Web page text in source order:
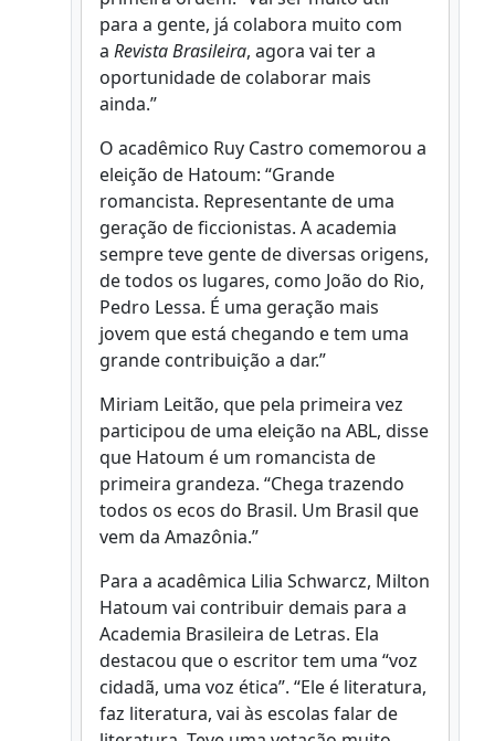
para a gente, já colabora muito com
a Revista Brasileira, agora vai ter a
oportunidade de colaborar mais
ainda.”
O acadêmico Ruy Castro comemorou a
eleição de Hatoum: “Grande
romancista. Representante de uma
geração de ficcionistas. A academia
sempre teve gente de diversas origens,
de todos os lugares, como João do Rio,
Pedro Lessa. É uma geração mais
jovem que está chegando e tem uma
grande contribuição a dar.”
Miriam Leitão, que pela primeira vez
participou de uma eleição na ABL, disse
que Hatoum é um romancista de
primeira grandeza. “Chega trazendo
todos os ecos do Brasil. Um Brasil que
vem da Amazônia.”
Para a acadêmica Lilia Schwarcz, Milton
Hatoum vai contribuir demais para a
Academia Brasileira de Letras. Ela
destacou que o escritor tem uma “voz
cidadã, uma voz ética”. “Ele é literatura,
faz literatura, vai às escolas falar de